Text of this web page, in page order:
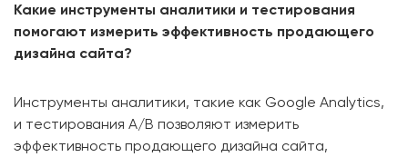
Какие инструменты аналитики и тестирования
помогают измерить эффективность продающего
дизайна сайта?
Инструменты аналитики, такие как Google Analytics,
и тестирования A/B позволяют измерить
эффективность продающего дизайна сайта,